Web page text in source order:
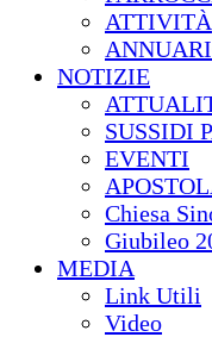
ATTIVITÀ
NOTIZIE
SUSSIDI
EVENTI
Chiesa
Giubileo
MEDIA
Link Utili
Video